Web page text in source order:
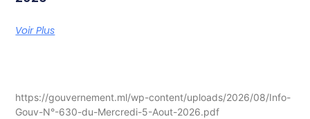
Voir Plus
https://gouvernement.ml/wp-content/uploads/2026/08/Info-
Gouv-N°-630-du-Mercredi-5-Aout-2026.pdf